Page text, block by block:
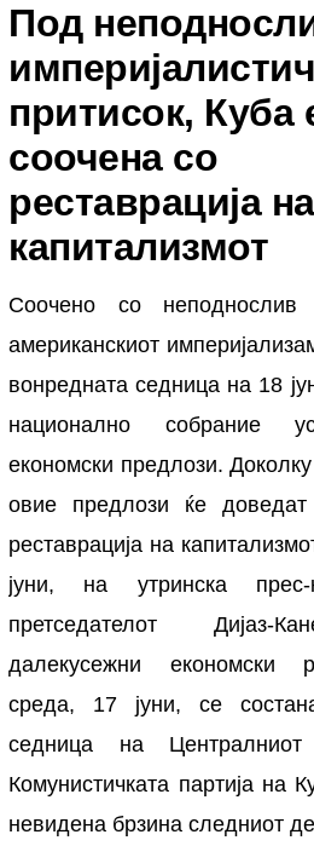
Под
притисок, Куба
соочена со
реставрација на
капитализмот
Соочено со неподнослив
американскиот
вонредната седница на 18
национално собрание
економски предлози.
овие предлози ќе
реставрација на
јуни, на утринска прес-
претседателот Дијаз-
далекусежни економски
среда, 17 јуни, се
седница на
Комунистичката партија на
невидена брзина следниот